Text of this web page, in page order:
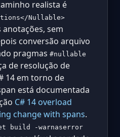
realista é
Nullable>
sem
conversão arquivo
pragmas #nullable
de resolução de
14 em torno de
está documentada
C# 14 overload
change with spans.
build -warnaserror